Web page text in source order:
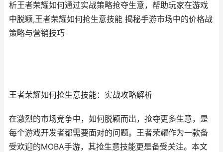
析王者荣耀如何通过实战策略抢夺生意，帮助玩家在游戏
中脱颖,王者荣耀如何抢生意技能 揭秘手游市场中的价格战
策略与营销技巧
王者荣耀如何抢生意技能：实战攻略解析
在激烈的市场竞争中，如何脱颖而出，抢夺更多生意，是
每个游戏开发者都需要面对的问题。王者荣耀作为一款备
受欢迎的MOBA手游，其抢生意技能更是备受关注。本文